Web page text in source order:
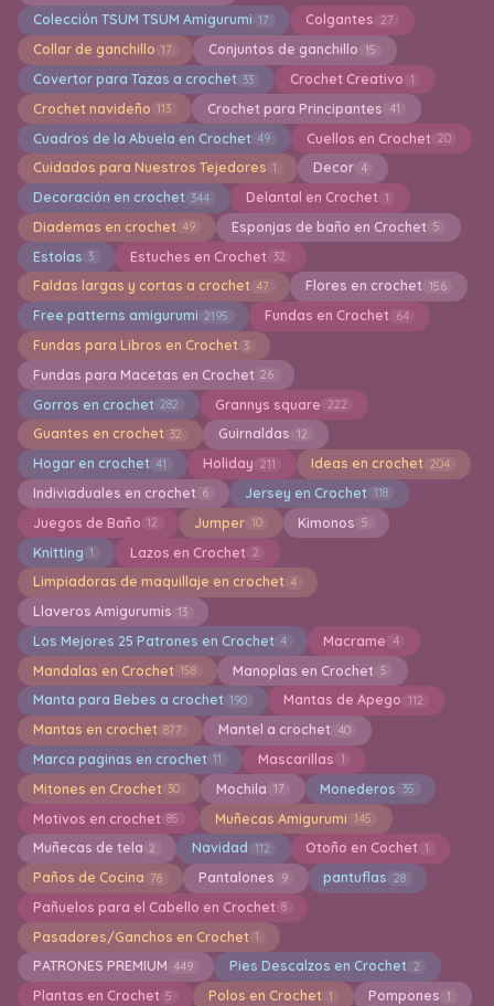
Colección TSUM TSUM Amigurumi 17 Colgantes 27
Collar de ganchillo 17 Conjuntos de ganchillo 15
Covertor para Tazas a crochet 33 Crochet Creativo 1
Crochet navideño 113 Crochet para Principantes 41
Cuadros de la Abuela en Crochet 49 Cuellos en Crochet 20
Cuidados para Nuestros Tejedores 1 Decor 4
Decoración en crochet 344 Delantal en Crochet 1
Diademas en crochet 49 Esponjas de baño en Crochet 5
Estolas 3 Estuches en Crochet 32
Faldas largas y cortas a crochet 47 Flores en crochet 156
Free patterns amigurumi 2195 Fundas en Crochet 64
Fundas para Libros en Crochet 3
Fundas para Macetas en Crochet 26
Gorros en crochet 282 Grannys square 222
Guantes en crochet 32 Guirnaldas 12
Hogar en crochet 41 Holiday 211 Ideas en crochet 204
Indiviaduales en crochet 6 Jersey en Crochet 118
Juegos de Baño 12 Jumper 10 Kimonos 5
Knitting 1 Lazos en Crochet 2
Limpiadoras de maquillaje en crochet 4
Llaveros Amigurumis 13
Los Mejores 25 Patrones en Crochet 4 Macrame 4
Mandalas en Crochet 158 Manoplas en Crochet 5
Manta para Bebes a crochet 190 Mantas de Apego 112
Mantas en crochet 877 Mantel a crochet 40
Marca paginas en crochet 11 Mascarillas 1
Mitones en Crochet 30 Mochila 17 Monederos 35
Motivos en crochet 85 Muñecas Amigurumi 145
Muñecas de tela 2 Navidad 112 Otoño en Cochet 1
Paños de Cocina 78 Pantalones 9 pantuflas 28
Pañuelos para el Cabello en Crochet 8
Pasadores/Ganchos en Crochet 1
PATRONES PREMIUM 449 Pies Descalzos en Crochet 2
Plantas en Crochet 5 Polos en Crochet 1 Pompones 1